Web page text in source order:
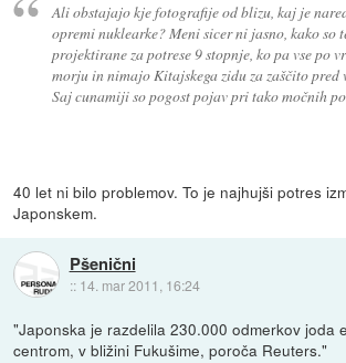
Ali obstajajo kje fotografije od blizu, kaj je
opremi nuklearke? Meni sicer ni jasno, kako so
projektirane za potrese 9 stopnje, ko pa vse po
morju in nimajo Kitajskega zidu za zaščito pred
Saj cunamiji so pogost pojav pri tako močnih
40 let ni bilo problemov. To je najhujši potres
Japonskem.
Pšenični
:: 14. mar 2011, 16:24
"Japonska je razdelila 230.000 odmerkov joda
centrom, v bližini Fukušime, poroča Reuters."